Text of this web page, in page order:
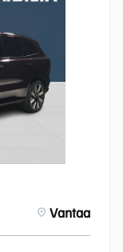
Vantaa